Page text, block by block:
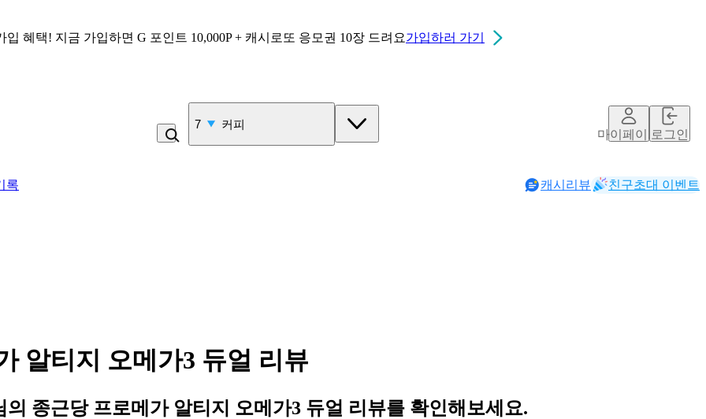
입 혜택! 지금 가입하면 G 포인트 10,000P + 캐시로또 응모권 10장 드려요가입하러 가기
8 콩국수
마이페이지로그인
록 캐시리뷰 친구초대 이벤트
알티지 오메가3 듀얼 리뷰
종근당 프로메가 알티지 오메가3 듀얼 리뷰를 확인해보세요.